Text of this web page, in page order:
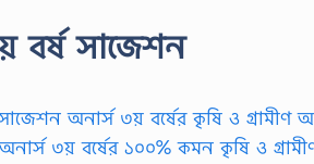
বর্ষ সাজেশন